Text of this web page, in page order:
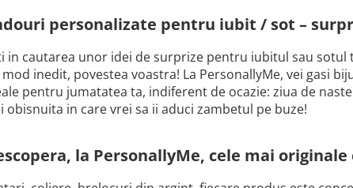
personalizate pentru iubit / sot –
in cautarea unor idei de surprize pentru iubitul sau
inedit, povestea voastra! La PersonallyMe, vei gasi
pentru jumatatea ta, indiferent de ocazie: ziua de
obisnuita in care vrei sa ii aduci zambetul pe buze!
la PersonallyMe, cele mai